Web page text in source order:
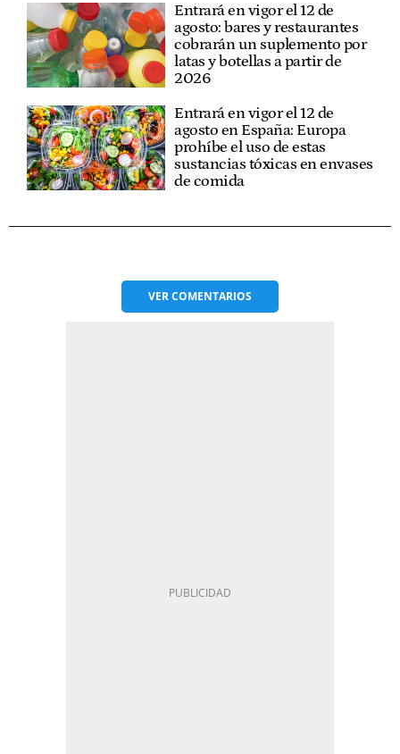
Entrará en vigor el 12 de
agosto: bares y restaurantes
cobrarán un suplemento por
latas y botellas a partir de
2026
Entrará en vigor el 12 de
agosto en España: Europa
prohíbe el uso de estas
sustancias tóxicas en envases
de comida
VERCOMENTARIOS